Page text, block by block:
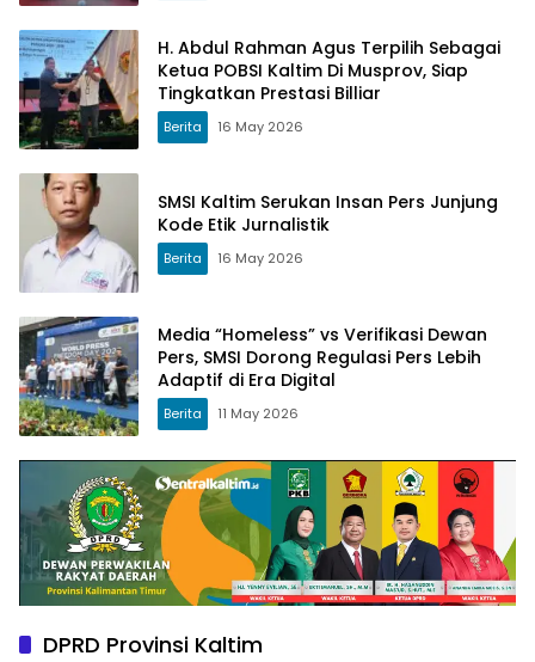
H. Abdul Rahman Agus Terpilih Sebagai
Ketua POBSI Kaltim Di Musprov, Siap
Tingkatkan Prestasi Billiar
Berita 16 May 2026
SMSI Kaltim Serukan Insan Pers Junjung
Kode Etik Jurnalistik
Berita 16 May 2026
Media “Homeless” vs Verifikasi Dewan
Pers, SMSI Dorong Regulasi Pers Lebih
Adaptif di Era Digital
Berita 11 May 2026
DPRD Provinsi Kaltim